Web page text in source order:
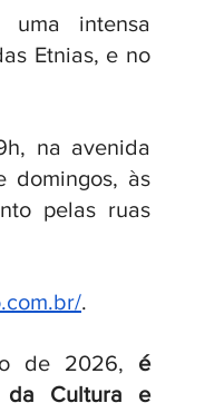
intensa
Etnias, e no
na avenida
domingos, às
pelas ruas
.
de 2026, é
da Cultura e